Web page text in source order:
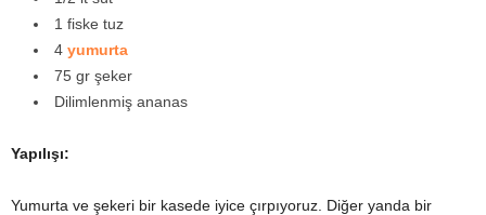
1 fiske tuz
4 yumurta
75 gr şeker
Dilimlenmiş ananas
Yapılışı:
Yumurta ve şekeri bir kasede iyice çırpıyoruz. Diğer yanda bir